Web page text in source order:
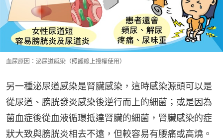
血尿原因：泌尿道感染（照護線上授權使用）
另一種泌尿道感染是腎臟感染，這時感染源頭可以是
從尿道、膀胱發炎感染後逆行而上的細菌；或是因為
菌血症後從血液循環抵達腎臟的細菌，腎臟感染的症
狀大致與膀胱炎相去不遠，但較容易有腰痛或高燒。